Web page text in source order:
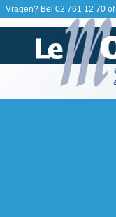
Vragen? Bel 02 761 12 70 of